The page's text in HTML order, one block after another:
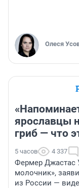
Олеся
ярославцы
гриб — что
5 часов 4 337
Фермер Джастас
молочник»,
из России —